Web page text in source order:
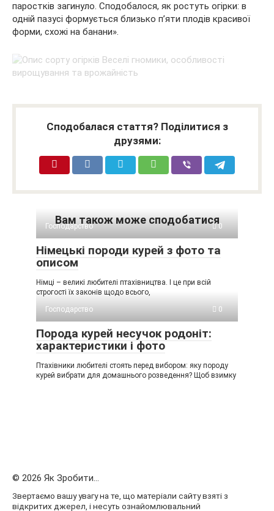
паростків загинуло. Сподобалося, як ростуть огірки: в
одній пазусі формується близько п’яти плодів красивої
форми, схожі на банани».
Сподобалася стаття? Поділитися з
друзями:
Вам також може сподобатися
Господарство 0
Німецькі породи курей з фото та
описом
Німці – великі любителі птахівництва. І це при всій
строгості їх законів щодо всього,
Господарство
0
Порода курей несучок родоніт:
характеристики і фото
Птахівники любителі стоять перед вибором: яку породу
курей вибрати для домашнього розведення? Щоб взимку
© 2026 Як Зробити...
Звертаємо вашу увагу на те, що матеріали сайту взяті з
відкритих джерел, і несуть ознайомлювальний